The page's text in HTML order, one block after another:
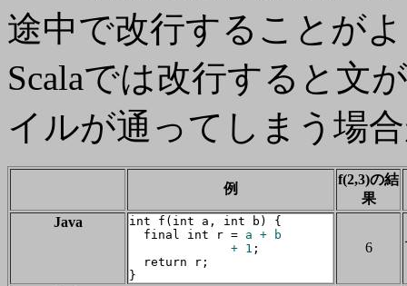
途中で改行する ことが
Scalaでは改行すると文
イルが通ってしまう場
例
f(2,3)の結
果
Java
int f(int a, int b) {
  final int r =
a + b
              + 1
;
  return r;
}
6